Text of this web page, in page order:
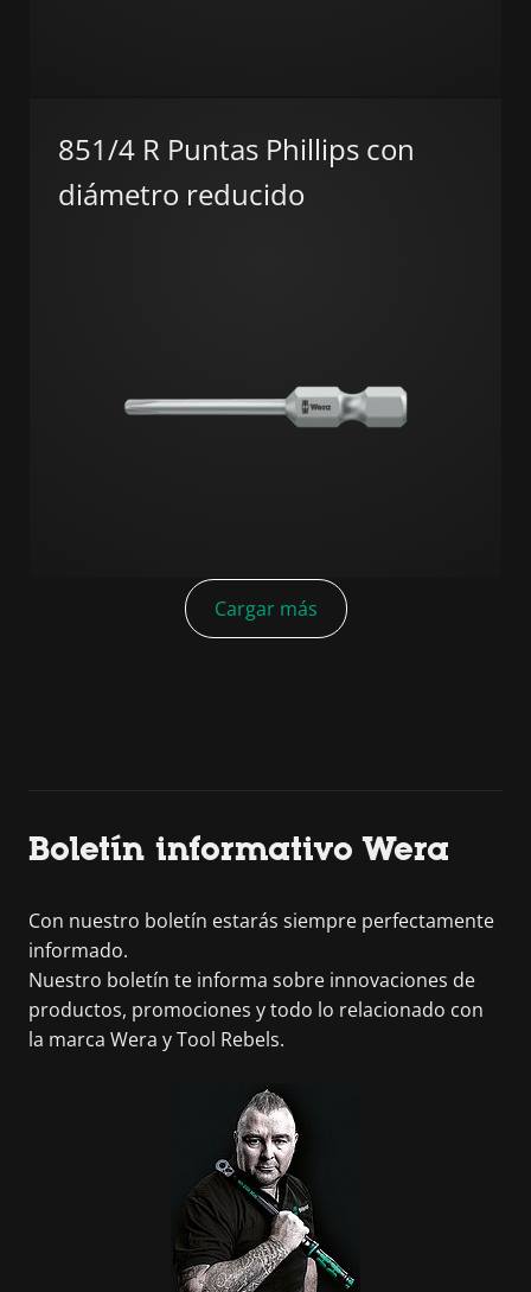
851/4 R Puntas Phillips con
diámetro reducido
Cargar más
Boletín informativo Wera
Con nuestro boletín estarás siempre perfectamente
informado.
Nuestro boletín te informa sobre innovaciones de
productos, promociones y todo lo relacionado con
la marca Wera y Tool Rebels.